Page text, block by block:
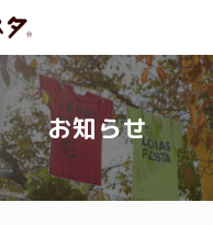
お知らせ